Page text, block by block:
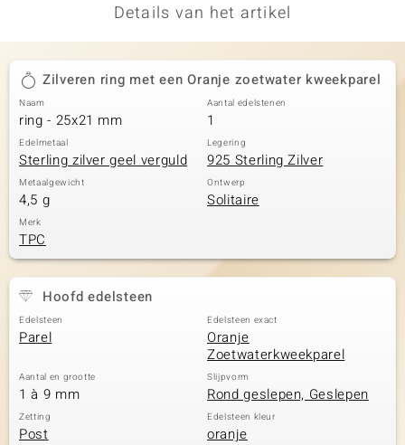
Details van het artikel
Zilveren ring met een Oranje zoetwater kweekparel
Naam
ring - 25x21 mm
Aantal edelstenen
1
Edelmetaal
Sterling zilver geel verguld
Legering
925 Sterling Zilver
Metaalgewicht
4,5 g
Ontwerp
Solitaire
Merk
TPC
Hoofd edelsteen
Edelsteen
Parel
Edelsteen exact
Oranje
Zoetwaterkweekparel
Aantal en grootte
1 à 9 mm
Slijpvorm
Rond geslepen, Geslepen
Zetting
Post
Edelsteen kleur
oranje